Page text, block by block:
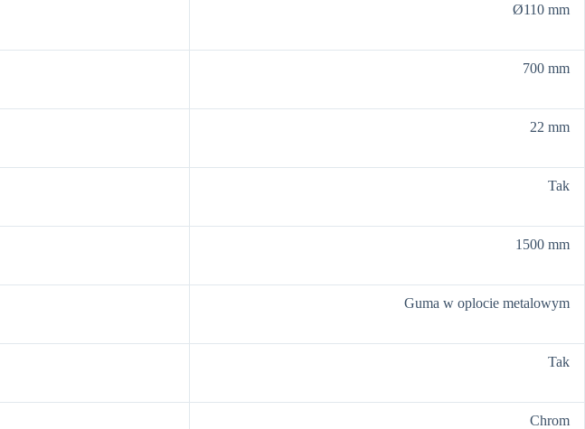
Ø110 mm
700 mm
22 mm
Tak
1500 mm
Guma w oplocie metalowym
Tak
Chrom